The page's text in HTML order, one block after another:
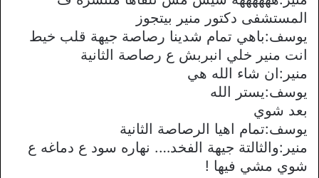
المستشفى دكتور منير بيتجوز
يوسف:باهي تمام شدينا رصاصة جيهة قلب خيط
انت منير خلي انبربش ع رصاصة الثانية
منير:ان شاء الله هي
يوسف:يستر الله
بعد شوي
يوسف:تمام اهيا الرصاصة الثانية
منير:والثالتة جيهة الفخد…. نهاره سود ع دماغه ع
شوي مشي فيها !